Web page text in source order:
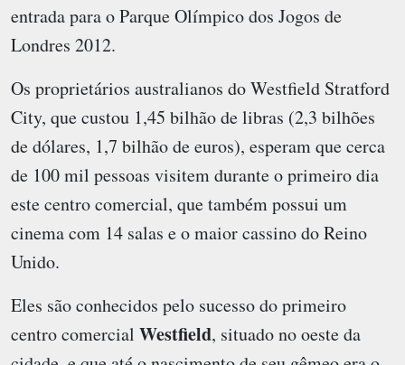
entrada para o Parque Olímpico dos Jogos de
Londres 2012.
Os proprietários australianos doWestfield Stratford
City, que custou 1,45 bilhão de libras (2,3 bilhões
de dólares, 1,7 bilhão de euros), esperam que cerca
de 100 mil pessoas visitem durante o primeiro dia
este centro comercial, que também possui um
cinema com 14 salas e o maior cassino do Reino
Unido.
Eles são conhecidos pelo sucesso do primeiro
centro comercial Westfield, situado no oeste da